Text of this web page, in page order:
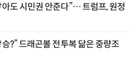
아도 시민권 안준다”… 트럼프, 원정
?” 드래곤볼 전투복 닮은 중량조